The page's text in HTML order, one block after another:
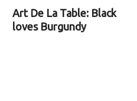
Art De La Table: Black
loves Burgundy